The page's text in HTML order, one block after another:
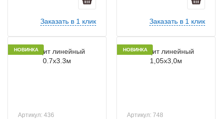
Заказать в 1 клик Заказать в 1 клик
НОВИНКА
Артикул: 436
НОВИНКА
Артикул: 748